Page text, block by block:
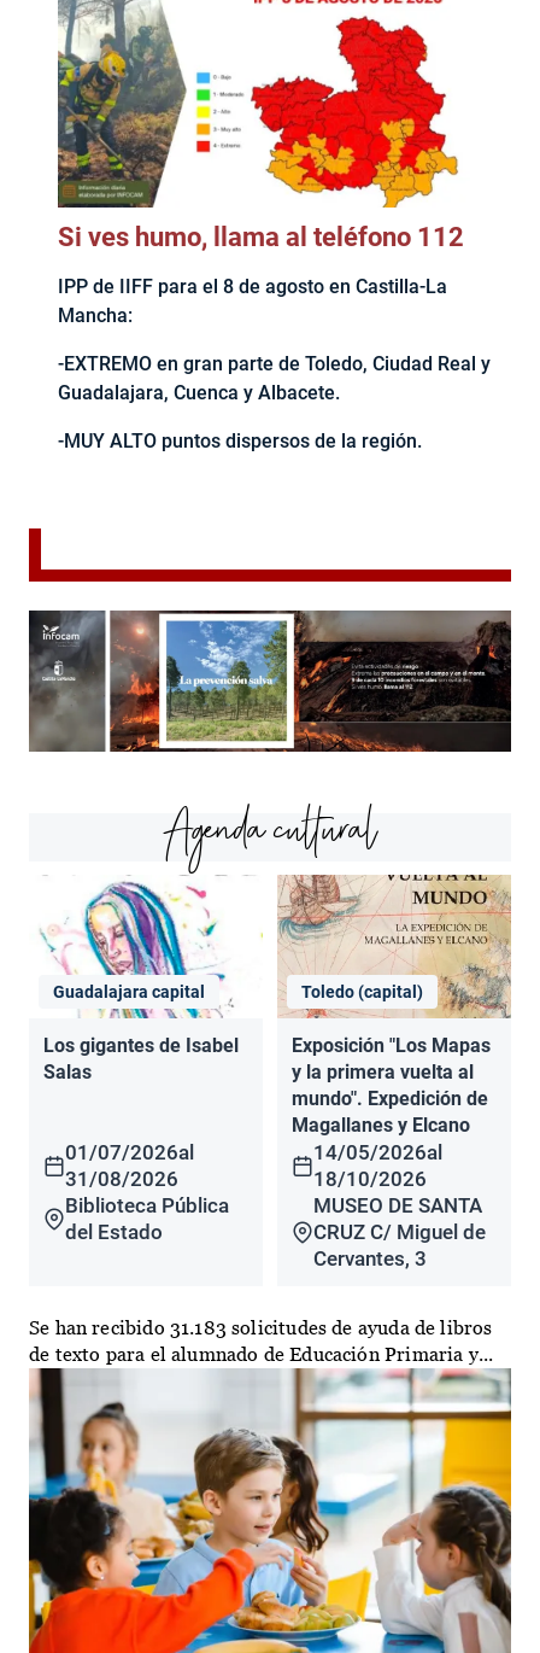
Si ves humo, llama al teléfono 112
IPP de IIFF para el 8 de agosto en Castilla-La
Mancha:
-EXTREMO en gran parte de Toledo, Ciudad Real y
Guadalajara, Cuenca y Albacete.
-MUY ALTO puntos dispersos de la región.
Agenda cultural
Guadalajara capital
Los gigantes de Isabel
Salas
01/07/2026al
31/08/2026
Biblioteca Pública
del Estado
Toledo (capital)
Exposición "Los Mapas
y la primera vuelta al
mundo". Expedición de
Magallanes y Elcano
14/05/2026al
18/10/2026
MUSEO DE SANTA
CRUZ C/ Miguel de
Cervantes, 3
Se han recibido 31.183 solicitudes de ayuda de libros
de texto para el alumnado de Educación Primaria y...